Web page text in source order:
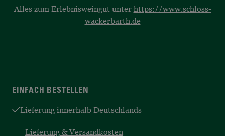
Alles zum Erlebnisweingut unter https://www.schloss-
wackerbarth.de
EINFACH BESTELLEN
Lieferung innerhalb Deutschlands
Lieferung & Versandkosten